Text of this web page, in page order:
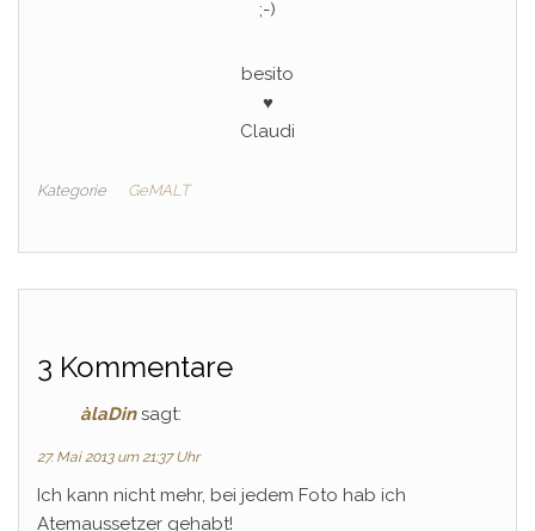
;-)
besito
♥
Claudi
Kategorie GeMALT
3 Kommentare
àlaDin sagt:
27. Mai 2013 um 21:37 Uhr
Ich kann nicht mehr, bei jedem Foto hab ich
Atemaussetzer gehabt!